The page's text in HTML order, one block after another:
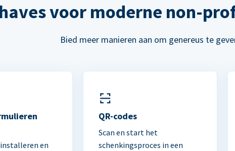
voor moderne non-
Bied meer manieren aan om genereus te
en
QR-codes
Scan en start het
schenkingsproces in een